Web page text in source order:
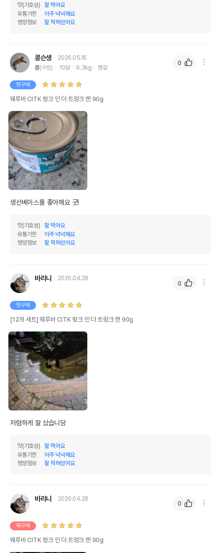
맛(기호성)
잘 먹어요
유통기한
아주 넉넉해요
영양정보
잘 적혀있어요
콩슨생
2026.05.16
콩(수컷) 10살 6.3kg 뱅갈
첫구매
웨루바 CITK 펑크 인 더 트렁크 캔 90g
생선베이스를 좋아해요 굿!
맛(기호성)
잘 먹어요
유통기한
아주 넉넉해요
영양정보
잘 적혀있어요
0
바리니 2026.04.28
첫구매
[12개 세트] 웨루바 CITK 펑크 인 더 트렁크 캔 90g
저렴하게 잘 샀습니당
맛(기호성)
잘 먹어요
유통기한
아주 넉넉해요
영양정보
잘 적혀있어요
0
바리니 2026.04.28
재구매
웨루바 CITK 펑크 인 더 트렁크 캔 90g
0